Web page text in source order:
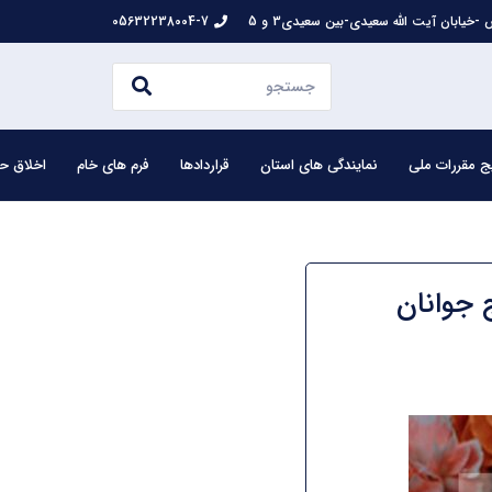
خیابان آیت الله سعیدی-بین سعیدی3 و 5 05632238004-7
مقررات ملی نمایندگی های استان قراردادها فرم های خام اخلاق
جوانان